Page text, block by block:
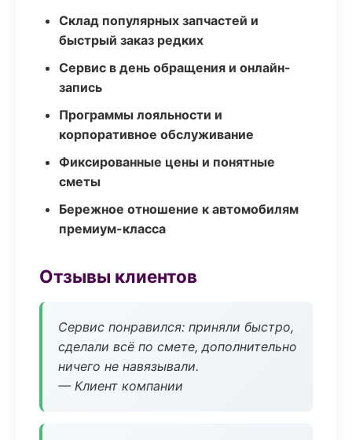
Склад популярных запчастей и
быстрый заказ редких
Сервис в день обращения и онлайн-
запись
Программы лояльности и
корпоративное обслуживание
Фиксированные цены и понятные
сметы
Бережное отношение к автомобилям
премиум-класса
Отзывы клиентов
Сервис понравился: приняли быстро,
сделали всё по смете, дополнительно
ничего не навязывали.
— Клиент компании